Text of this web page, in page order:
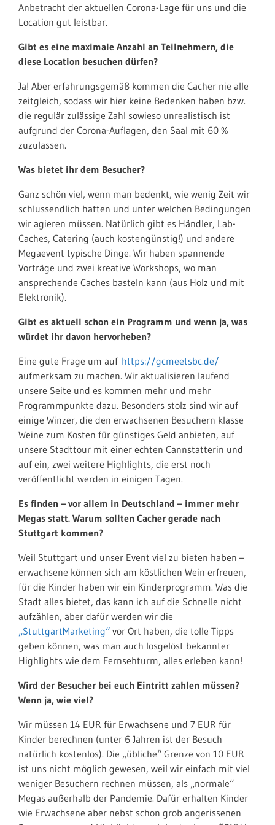
Anbetracht der aktuellen Corona-Lage für uns und die
Location gut leistbar.
Gibt es eine maximale Anzahl an Teilnehmern, die
diese Location besuchen dürfen?
Ja! Aber erfahrungsgemäß kommen die Cacher nie alle
zeitgleich, sodass wir hier keine Bedenken haben bzw.
die regulär zulässige Zahl sowieso unrealistisch ist
aufgrund der Corona-Auflagen, den Saal mit 60 %
zuzulassen.
Was bietet ihr dem Besucher?
Ganz schön viel, wenn man bedenkt, wie wenig Zeit wir
schlussendlich hatten und unter welchen Bedingungen
wir agieren müssen. Natürlich gibt es Händler, Lab-
Caches, Catering (auch kostengünstig!) und andere
Megaevent typische Dinge. Wir haben spannende
Vorträge und zwei kreative Workshops, wo man
ansprechende Caches basteln kann (aus Holz und mit
Elektronik).
Gibt es aktuell schon ein Programm und wenn ja, was
würdet ihr davon hervorheben?
Eine gute Frage um auf https://gcmeetsbc.de/
aufmerksam zu machen. Wir aktualisieren laufend
unsere Seite und es kommen mehr und mehr
Programmpunkte dazu. Besonders stolz sind wir auf
einige Winzer, die den erwachsenen Besuchern klasse
Weine zum Kosten für günstiges Geld anbieten, auf
unsere Stadttour mit einer echten Cannstatterin und
auf ein, zwei weitere Highlights, die erst noch
veröffentlicht werden in einigen Tagen.
Es finden – vor allem in Deutschland – immer mehr
Megas statt. Warum sollten Cacher gerade nach
Stuttgart kommen?
Weil Stuttgart und unser Event viel zu bieten haben –
erwachsene können sich am köstlichen Wein erfreuen,
für die Kinder haben wir ein Kinderprogramm. Was die
Stadt alles bietet, das kann ich auf die Schnelle nicht
aufzählen, aber dafür werden wir die
„StuttgartMarketing“ vor Ort haben, die tolle Tipps
geben können, was man auch losgelöst bekannter
Highlights wie dem Fernsehturm, alles erleben kann!
Wird der Besucher bei euch Eintritt zahlen müssen?
Wenn ja, wie viel?
Wir müssen 14 EUR für Erwachsene und 7 EUR für
Kinder berechnen (unter 6 Jahren ist der Besuch
natürlich kostenlos). Die „übliche“ Grenze von 10 EUR
ist uns nicht möglich gewesen, weil wir einfach mit viel
weniger Besuchern rechnen müssen, als „normale“
Megas außerhalb der Pandemie. Dafür erhalten Kinder
wie Erwachsene aber nebst schon grob angerissenen